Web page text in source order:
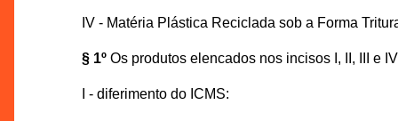
IV - Matéria Plástica Reciclada sob a Forma
§ 1ºOs produtos elencados nos incisos I, II, III e
I - diferimento do ICMS: